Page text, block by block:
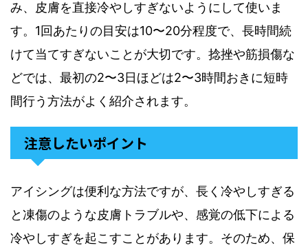
み、皮膚を直接冷やしすぎないようにして使いま
す。1回あたりの目安は10〜20分程度で、長時間続
けて当てすぎないことが大切です。捻挫や筋損傷な
どでは、最初の2〜3日ほどは2〜3時間おきに短時
間行う方法がよく紹介されます。
注意したいポイント
アイシングは便利な方法ですが、長く冷やしすぎる
と凍傷のような皮膚トラブルや、感覚の低下による
冷やしすぎを起こすことがあります。そのため、保